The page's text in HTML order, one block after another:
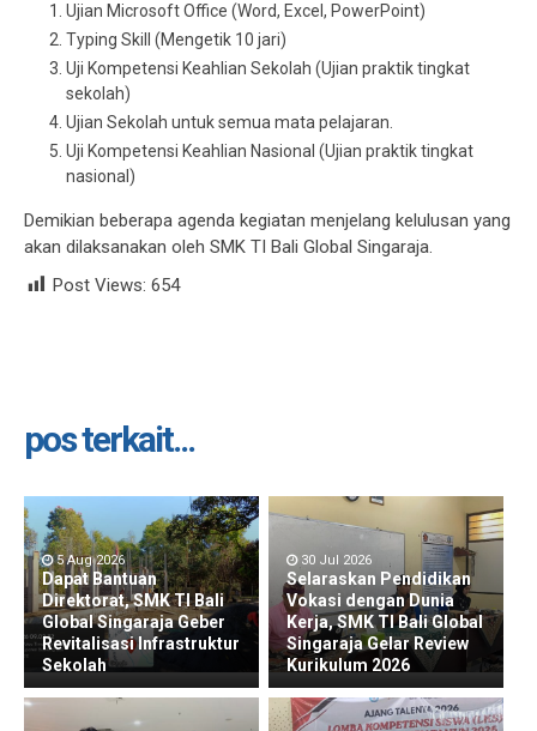
Ujian Microsoft Office (Word, Excel, PowerPoint)
Typing Skill (Mengetik 10 jari)
Uji Kompetensi Keahlian Sekolah (Ujian praktik tingkat
sekolah)
Ujian Sekolah untuk semua mata pelajaran.
Uji Kompetensi Keahlian Nasional (Ujian praktik tingkat
nasional)
Demikian beberapa agenda kegiatan menjelang kelulusan yang
akan dilaksanakan oleh SMK TI Bali Global Singaraja.
Post Views: 654
pos terkait...
5 Aug 2026
Dapat Bantuan
Direktorat, SMK TI Bali
Global Singaraja Geber
Revitalisasi Infrastruktur
Sekolah
30 Jul 2026
Selaraskan Pendidikan
Vokasi dengan Dunia
Kerja, SMK TI Bali Global
Singaraja Gelar Review
Kurikulum 2026